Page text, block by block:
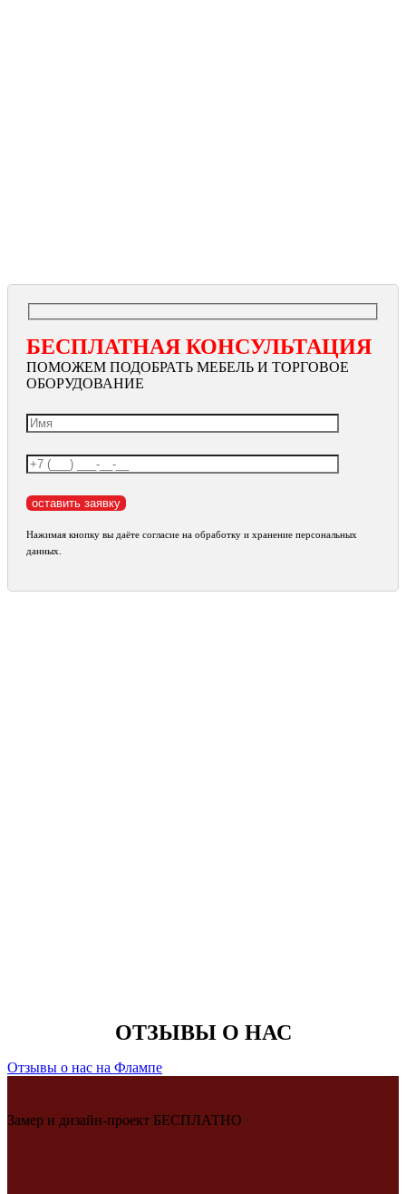
БЕСПЛАТНАЯ КОНСУЛЬТАЦИЯ
ПОМОЖЕМ ПОДОБРАТЬ МЕБЕЛЬ И ТОРГОВОЕ
ОБОРУДОВАНИЕ
Нажимая кнопку вы даёте согласие на обработку и хранение персональных
данных.
ОТЗЫВЫ О НАС
Отзывы о нас на Флампе
Замер и дизайн-проект БЕСПЛАТНО